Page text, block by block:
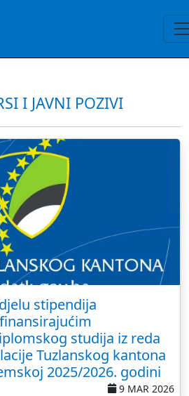
I JAVNI POZIVI
stipendija
studija iz reda
Tuzlanskog kantona
2025/2026. godini
9 MAR 2026